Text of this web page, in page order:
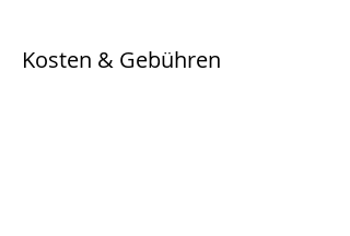
Kosten & Gebühren